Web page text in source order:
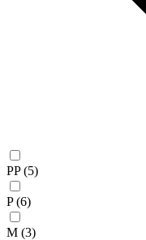
PP(5)
P(6)
M (3)